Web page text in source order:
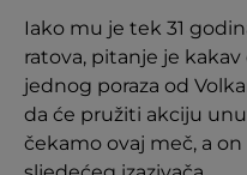
Iako mu je tek 31
ratova, pitanje je
jednog poraza od
da će pružiti akciju
čekamo ovaj meč, a